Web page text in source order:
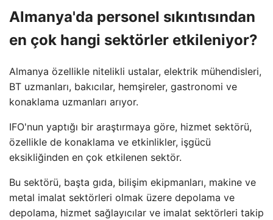
Almanya'da personel sıkıntısından
en çok hangi sektörler etkileniyor?
Almanya özellikle nitelikli ustalar, elektrik mühendisleri,
BT uzmanları, bakıcılar, hemşireler, gastronomi ve
konaklama uzmanları arıyor.
IFO'nun yaptığı bir araştırmaya göre, hizmet sektörü,
özellikle de konaklama ve etkinlikler, işgücü
eksikliğinden en çok etkilenen sektör.
Bu sektörü, başta gıda, bilişim ekipmanları, makine ve
metal imalat sektörleri olmak üzere depolama ve
depolama, hizmet sağlayıcılar ve imalat sektörleri takip